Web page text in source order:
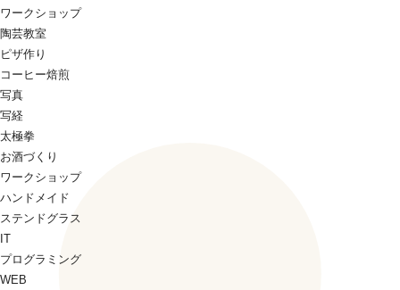
ワークショップ
陶芸教室
ピザ作り
コーヒー焙煎
写真
写経
太極拳
お酒づくり
ワークショップ
ハンドメイド
ステンドグラス
IT
プログラミング
WEB